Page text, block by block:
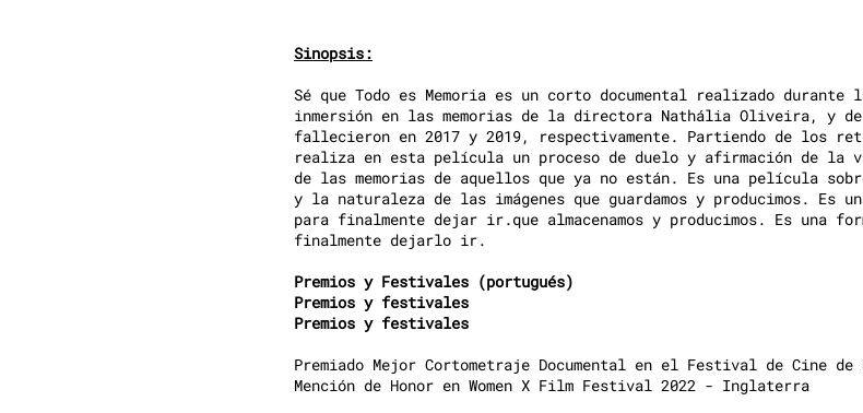
Sinopsis:
Sé que Todo es Memoria es un corto documental realizado durante
inmersión en las memorias de la directora Nathália Oliveira, y
fallecieron en 2017 y 2019, respectivamente. Partiendo de los
realiza en esta película un proceso de duelo y afirmación de la
de las memorias de aquellos que ya no están. Es una película
y la naturaleza de las imágenes que guardamos y producimos. Es
para finalmente dejar ir.que almacenamos y producimos. Es una
finalmente dejarlo ir.
Premios y Festivales (portugués)
Premios y festivales
Premios y festivales
Premiado Mejor Cortometraje Documental en el Festival de Cine
Mención de Honor en Women X Film Festival 2022 - Inglaterra